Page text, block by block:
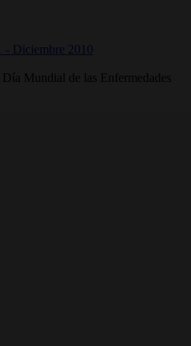
- Diciembre 2010
Mundial de las Enfermedades